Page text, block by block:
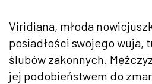
Viridiana, młoda
posiadłości swojego wuja,
ślubów zakonnych.
jej podobieństwem do